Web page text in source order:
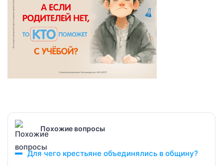
Похожие вопросы
Для чего крестьяне объединялись в общину?